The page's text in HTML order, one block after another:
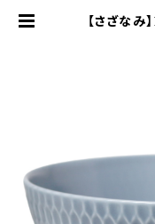
【さざな